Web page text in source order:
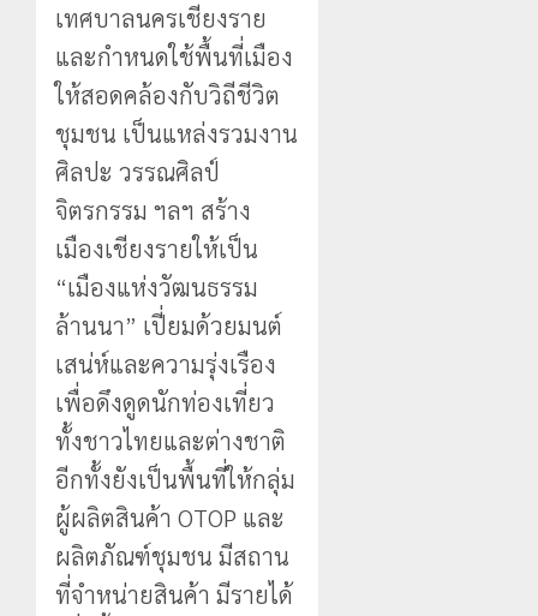
เทศบาลนครเชียงราย
และกำหนดใช้พื้นที่เมือง
ให้สอดคล้องกับวิถีชีวิต
ชุมชน เป็นแหล่งรวมงาน
ศิลปะ วรรณศิลป์
จิตรกรรม ฯลฯ สร้าง
เมืองเชียงรายให้เป็น
“เมืองแห่งวัฒนธรรม
ล้านนา” เปี่ยมด้วยมนต์
เสน่ห์และความรุ่งเรือง
เพื่อดึงดูดนักท่องเที่ยว
ทั้งชาวไทยและต่างชาติ
อีกทั้งยังเป็นพื้นที่ให้กลุ่ม
ผู้ผลิตสินค้า OTOP และ
ผลิตภัณฑ์ชุมชน มีสถาน
ที่จำหน่ายสินค้า มีรายได้